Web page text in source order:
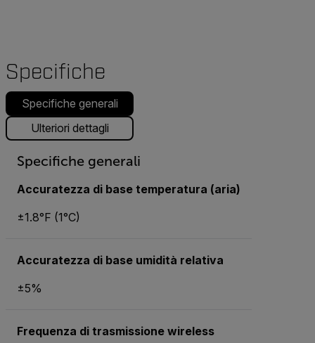
Specifiche
Specifiche generali
Ulteriori dettagli
Specifiche generali
Accuratezza di base temperatura (aria)
±1.8°F (1°C)
Accuratezza di base umidità relativa
±5%
Frequenza di trasmissione wireless